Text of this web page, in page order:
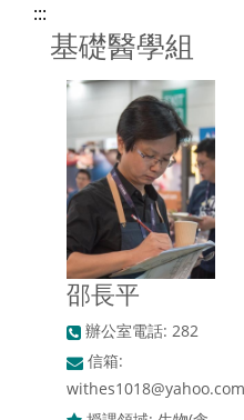
:::
基礎醫學組
邵長平
辦公室電話: 282
信箱: